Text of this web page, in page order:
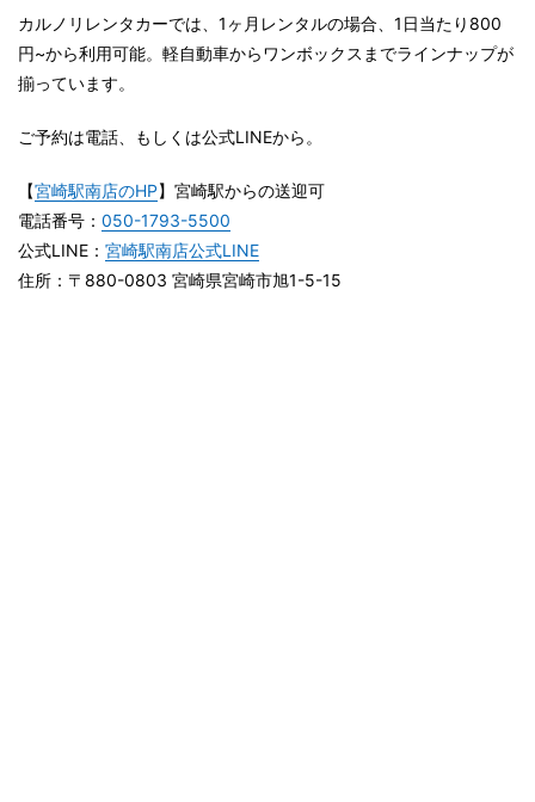
カルノリレンタカーでは、1ヶ月レンタルの場合、1日当たり800
円~から利用可能。軽自動車からワンボックスまでラインナップが
揃っています。
ご予約は電話、もしくは公式LINEから。
【宮崎駅南店のHP】宮崎駅からの送迎可
電話番号： 050-1793-5500
公式LINE： 宮崎駅南店公式LINE
住所：〒880-0803 宮崎県宮崎市旭1-5-15